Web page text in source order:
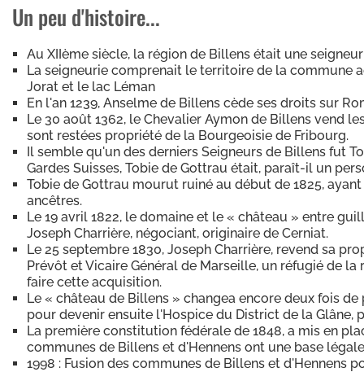
Un peu d'histoire...
Au XIIème siècle, la région de Billens était une
La seigneurie comprenait le territoire de la commune
Jorat et le lac Léman
En l'an 1239, Anselme de Billens cède ses droits sur
Le 30 août 1362, le Chevalier Aymon de Billens vend
sont restées propriété de la Bourgeoisie de Fribourg.
Il semble qu'un des derniers Seigneurs de Billens fut
Gardes Suisses, Tobie de Gottrau était, paraît-il un
Tobie de Gottrau mourut ruiné au début de 1825,
ancêtres.
Le 19 avril 1822, le domaine et le « château » entre
Joseph Charrière, négociant, originaire de Cerniat.
Le 25 septembre 1830, Joseph Charrière, revend sa
Prévôt et Vicaire Général de Marseille, un réfugié de
faire cette acquisition.
Le « château de Billens » changea encore deux fois
pour devenir ensuite l'Hospice du District de la Glâne,
La première constitution fédérale de 1848, a mis en
communes de Billens et d'Hennens ont une base
1998 : Fusion des communes de Billens et d'Hennens